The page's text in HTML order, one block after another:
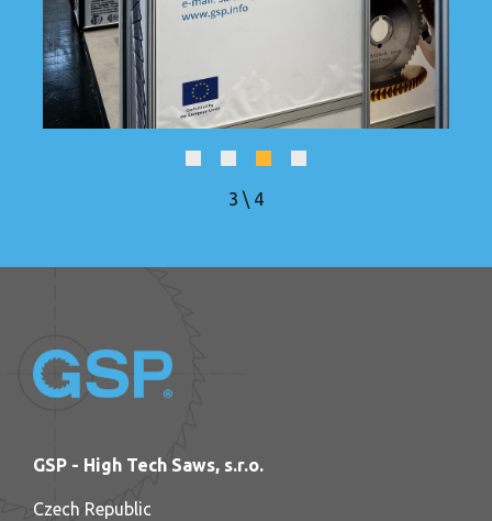
4 \ 4
GSP - High Tech Saws, s.r.o.
Czech Republic